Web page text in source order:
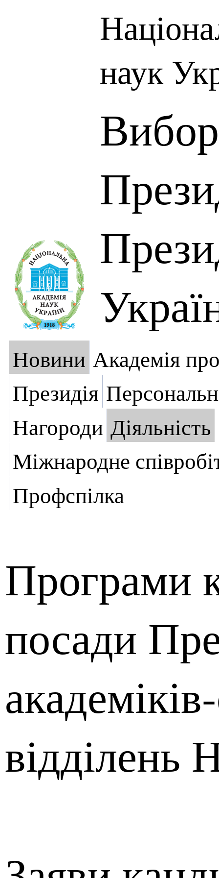
наук
Новини Академія
Президія
Нагороди Діяльність
Міжнародне
Профспілка
Програми
посади